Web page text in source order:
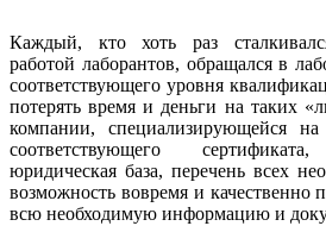
Каждый, кто хоть раз
работой лаборантов, обращался в
соответствующего уровня
потерять время и деньги на таких
компании, специализирующейся
соответствующего
юридическая база, перечень всех
возможность вовремя и качественно
всю необходимую информацию и